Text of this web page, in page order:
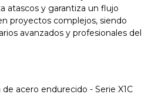
atascos y garantiza un flujo
proyectos complejos, siendo
avanzados y profesionales del
acero endurecido - Serie X1C